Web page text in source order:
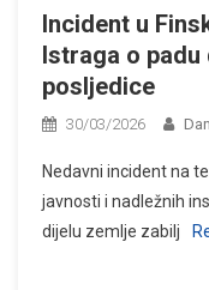
Incident u
Istraga o
posljedice
30/03/2026 Dan
Nedavni incident na
javnosti i nadležnih
dijelu zemlje zabilj